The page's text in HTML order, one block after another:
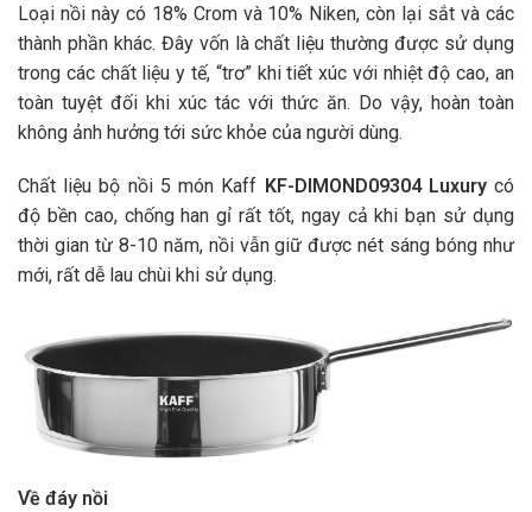
Loại nồi này có 18% Crom và 10% Niken, còn lại sắt và các
thành phần khác. Đây vốn là chất liệu thường được sử dụng
trong các chất liệu y tế, “trơ” khi tiết xúc với nhiệt độ cao, an
toàn tuyệt đối khi xúc tác với thức ăn. Do vậy, hoàn toàn
không ảnh hưởng tới sức khỏe của người dùng.
Chất liệu bộ nồi 5 món Kaff KF-DIMOND09304 Luxurycó
độ bền cao, chống han gỉ rất tốt, ngay cả khi bạn sử dụng
thời gian từ 8-10 năm, nồi vẫn giữ được nét sáng bóng như
mới, rất dễ lau chùi khi sử dụng.
Về đáy nồi